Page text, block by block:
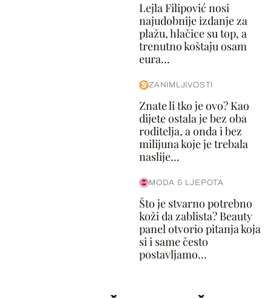
Lejla Filipović nosi
najudobnije izdanje za
plažu, hlačice su top, a
trenutno koštaju osam
eura...
ZANIMLJIVOSTI
Znate li tko je ovo? Kao
dijete ostala je bez oba
roditelja, a onda i bez
milijuna koje je trebala
naslije...
MODA & LJEPOTA
Što je stvarno potrebno
koži da zablista? Beauty
panel otvorio pitanja koja
si i same često
postavljamo...